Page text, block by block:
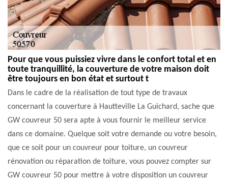
Pour que vous puissiez vivre dans le confort total et en
toute tranquillité, la couverture de votre maison doit
être toujours en bon état et surtout t
Dans le cadre de la réalisation de tout type de travaux
concernant la couverture à Hautteville La Guichard, sache que
GW couvreur 50 sera apte à vous fournir le meilleur service
dans ce domaine. Quelque soit votre demande ou votre besoin,
que ce soit pour un couvreur pour toiture, un couvreur
rénovation ou réparation de toiture, vous pouvez compter sur
GW couvreur 50 pour mettre à votre disposition un couvreur